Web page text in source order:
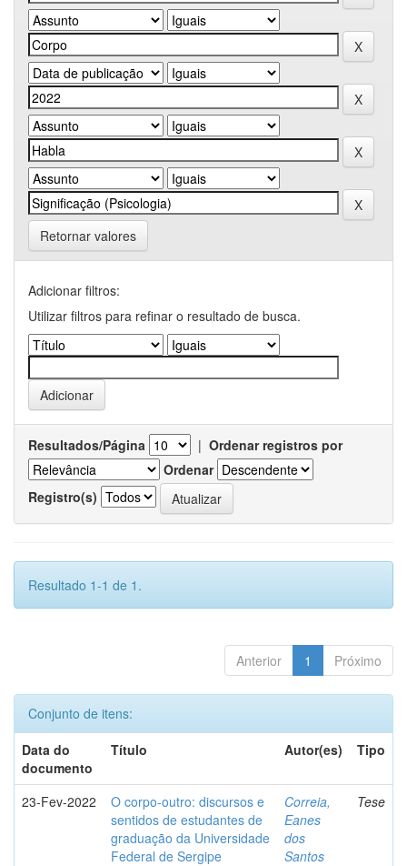
Retornar valores
Adicionar filtros:
Utilizar filtros para refinar o resultado de busca.
Resultados/Página | Ordenar registros por
Ordenar
Registro(s)
Resultado 1-1 de 1.
Anterior 1 Próximo
Conjunto de itens:
Data do
documento
Título Autor(es) Tipo
23-Fev-2022
O corpo-outro: discursos e
sentidos de estudantes de
graduação da Universidade
Federal de Sergipe
Correia,
Eanes
dos
Santos
Tese